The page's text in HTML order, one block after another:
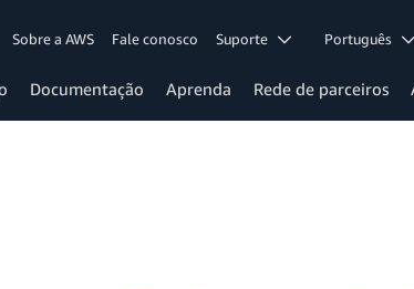
Sobre a AWS Fale conosco Suporte Português
Documentação Aprenda Rede de parceiros